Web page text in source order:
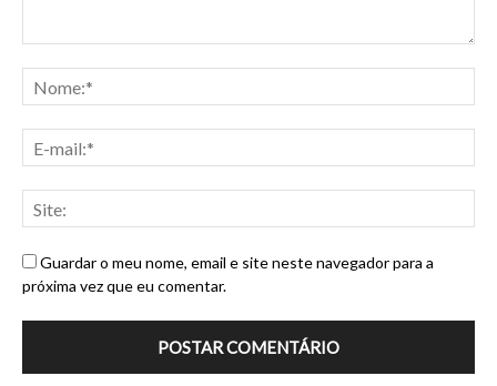
Guardar o meu nome, email e site neste navegador para a
próxima vez que eu comentar.